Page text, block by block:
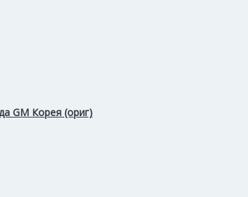
GM Корея (ориг)